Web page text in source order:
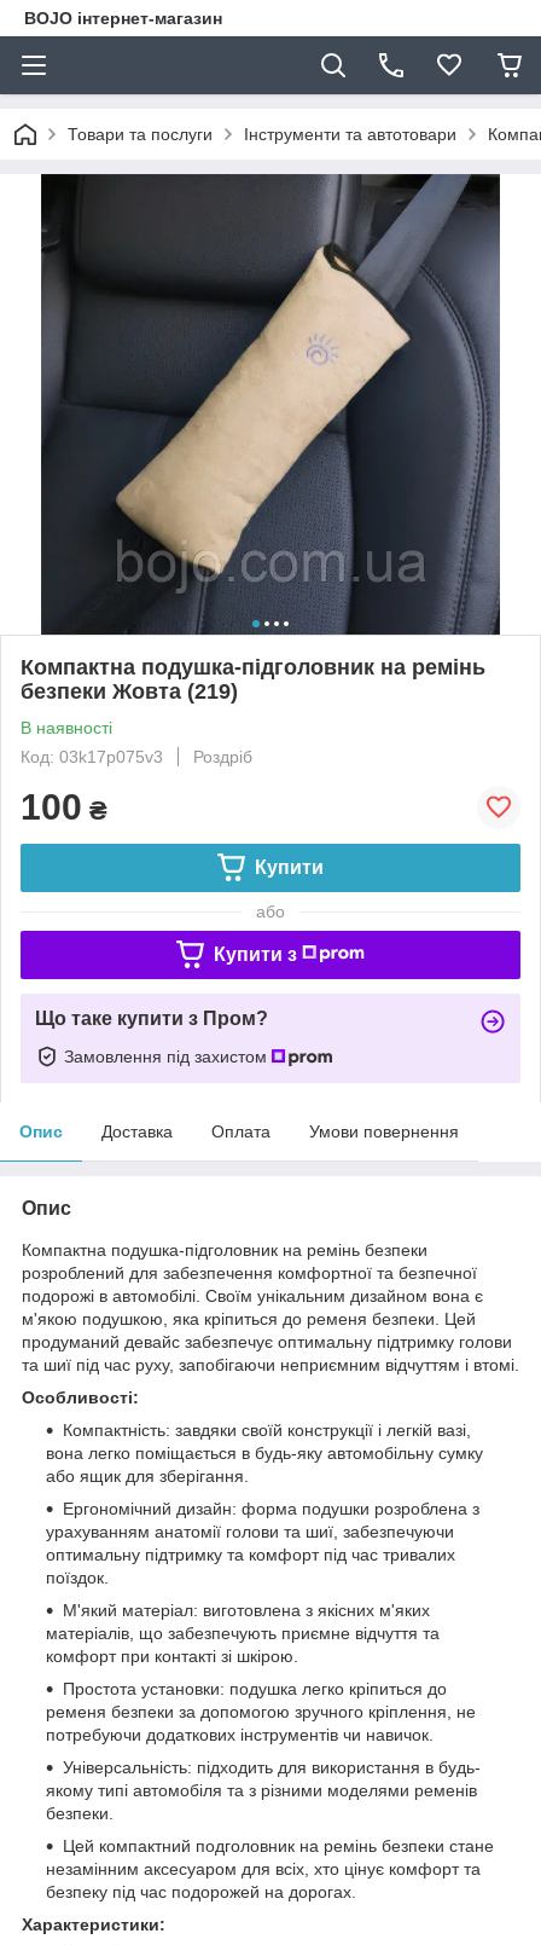
BOJO інтернет-магазин
Товари та послуги Інструменти та автотовари
Компактна подушка-підголовник на ремінь
безпеки Жовта (219)
В наявності
Код: 03k17p075v3
Роздріб
100 ₴
Купити
або
Купити з
Що таке купити з Пром?
Замовлення під захистом
Опис Доставка Оплата Умови повернення
Опис
Компактна подушка-підголовник на ремінь безпеки
розроблений для забезпечення комфортної та безпечної
подорожі в автомобілі. Своїм унікальним дизайном вона є
м'якою подушкою, яка кріпиться до ременя безпеки. Цей
продуманий девайс забезпечує оптимальну підтримку голови
та шиї під час руху, запобігаючи неприємним відчуттям і втомі.
Особливості:
Компактність: завдяки своїй конструкції і легкій вазі,
вона легко поміщається в будь-яку автомобільну сумку
або ящик для зберігання.
Ергономічний дизайн: форма подушки розроблена з
урахуванням анатомії голови та шиї, забезпечуючи
оптимальну підтримку та комфорт під час тривалих
поїздок.
М'який матеріал: виготовлена з якісних м'яких
матеріалів, що забезпечують приємне відчуття та
комфорт при контакті зі шкірою.
Простота установки: подушка легко кріпиться до
ременя безпеки за допомогою зручного кріплення, не
потребуючи додаткових інструментів чи навичок.
Універсальність: підходить для використання в будь-
якому типі автомобіля та з різними моделями ременів
безпеки.
Цей компактний подголовник на ремінь безпеки стане
незамінним аксесуаром для всіх, хто цінує комфорт та
безпеку під час подорожей на дорогах.
Характеристики: